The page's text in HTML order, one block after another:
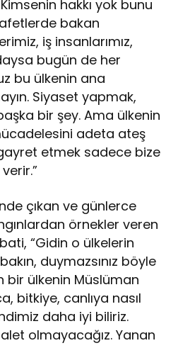
hakkı yok bunu
bakan
iş insanlarımız,
bugün de her
bu ülkenin ana
Siyaset yapmak,
bir şey. Ama ülkenin
adeta ateş
etmek sadece bize
çıkan ve günlerce
örnekler veren
“Gidin o ülkelerin
duymazsınız böyle
bir ülkenin Müslüman
bitkiye, canlıya nasıl
daha iyi biliriz.
olmayacağız. Yanan